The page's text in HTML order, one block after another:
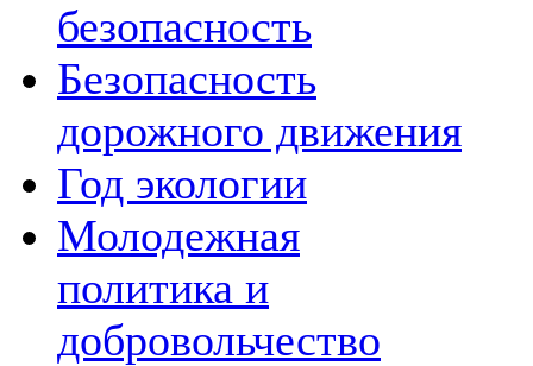
безопасность
Безопасность
дорожного движения
Год экологии
Молодежная
политика и
добровольчество